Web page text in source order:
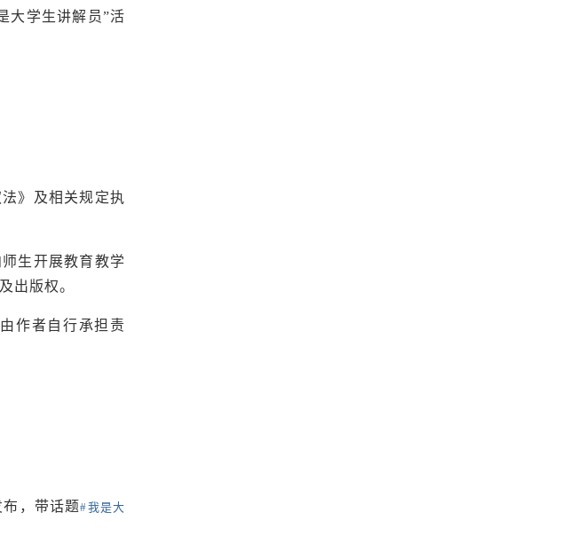
大学生讲解员”活
》及相关规定执
生开展教育教学
出版权。
作者自行承担责
，带话题#我是大